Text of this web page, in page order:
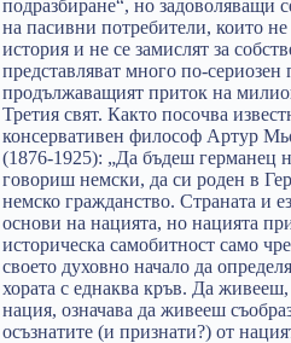
подразбиране“, но задоволяващи
на пасивни потребители, които
история и не се замислят за
представляват много по-сериозен
продължаващият приток на
Третия свят. Както посочва
консервативен философ Артур
(1876-1925): „Да бъдеш германец
говориш немски, да си роден в
немско гражданство. Страната и
основи на нацията, но нацията
историческа самобитност само
своето духовно начало да
хората с еднаква кръв. Да живееш,
нация, означава да живееш
осъзнатите (и признати?) от